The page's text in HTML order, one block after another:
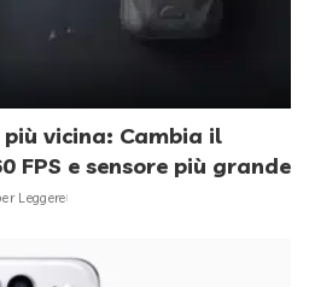
vicina: Cambia il
FPS e sensore più grande
Leggere